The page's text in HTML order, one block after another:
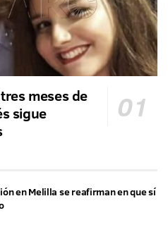
meses de
sigue
en Melilla se reafirman en que sí